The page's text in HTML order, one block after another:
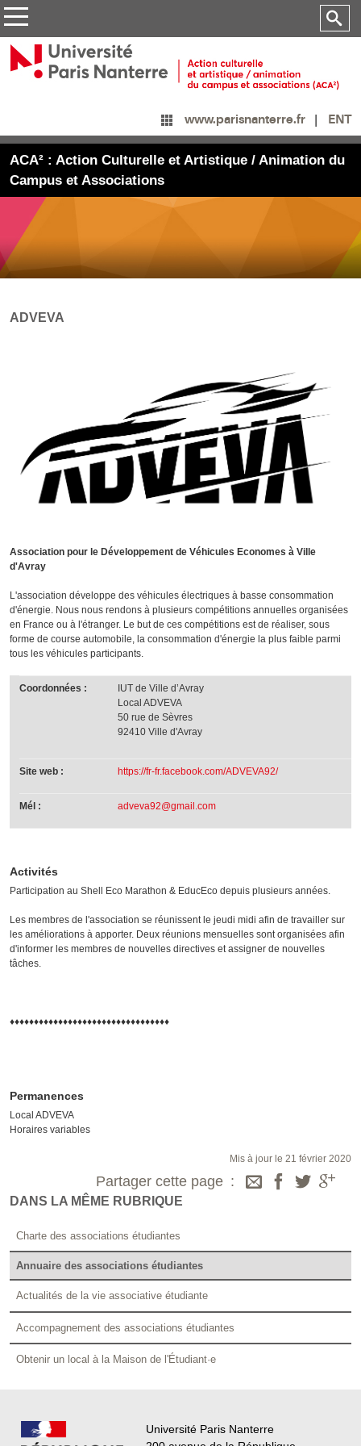
www.parisnanterre.fr ENT
ACA² : Action Culturelle et Artistique / Animation du
Campus et Associations
ADVEVA
Association pour le Développement de Véhicules Economes à Ville
d'Avray
L'association développe des véhicules électriques à basse consommation
d'énergie. Nous nous rendons à plusieurs compétitions annuelles organisées
en France ou à l'étranger. Le but de ces compétitions est de réaliser, sous
forme de course automobile, la consommation d'énergie la plus faible parmi
tous les véhicules participants.
Coordonnées :
IUT de Ville d’Avray
Local ADVEVA
50 rue de Sèvres
92410 Ville d'Avray
Site web : https://fr-fr.facebook.com/ADVEVA92/
Mél : adveva92@gmail.com
Activités
Participation au Shell Eco Marathon & EducEco depuis plusieurs années.
Les membres de l'association se réunissent le jeudi midi afin de travailler sur
les améliorations à apporter. Deux réunions mensuelles sont organisées afin
d'informer les membres de nouvelles directives et assigner de nouvelles
tâches.
♦♦♦♦♦♦♦♦♦♦♦♦♦♦♦♦♦♦♦♦♦♦♦♦♦♦♦♦♦♦♦♦♦
Permanences
Local ADVEVA
Horaires variables
Mis à jour le 21 février 2020
Partager cette page
DANS LA MÊME RUBRIQUE
Charte des associations étudiantes
Annuaire des associations étudiantes
Actualités de la vie associative étudiante
Accompagnement des associations étudiantes
Obtenir un local à la Maison de l'Étudiant·e
Université Paris Nanterre